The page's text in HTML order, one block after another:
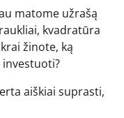
matome užrašą
kvadratūra
žinote, ką
investuoti?
aiškiai suprasti,